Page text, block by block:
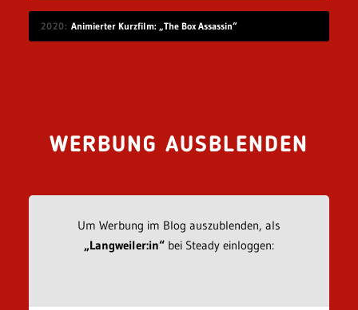
2020 Animierter Kurzfilm: „The Box Assassin“
WERBUNG AUSBLENDEN
Um Werbung im Blog auszublenden, als
„Langweiler:in“bei Steady einloggen: